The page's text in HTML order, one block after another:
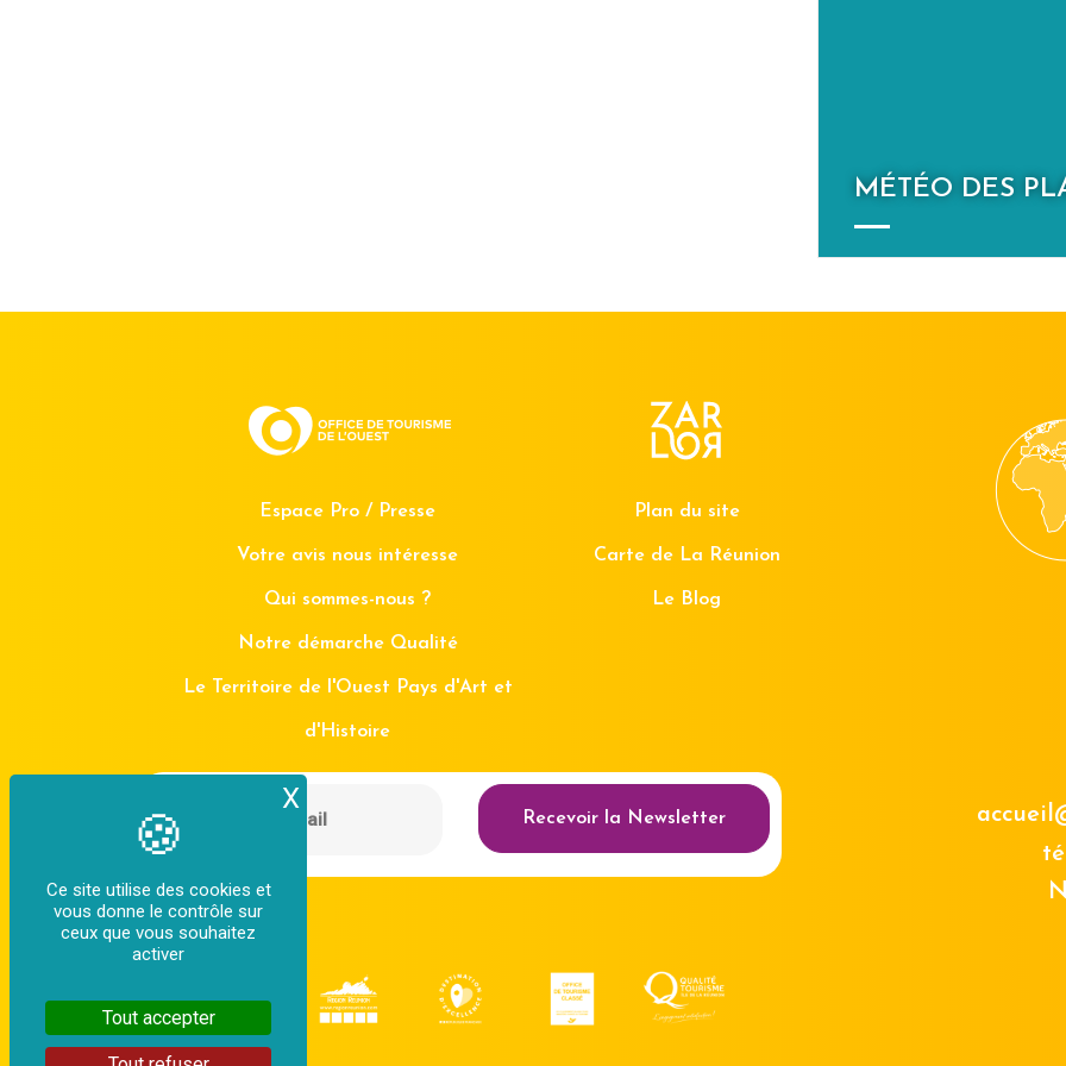
Ce site utilise des cookies et
vous donne le contrôle sur
ceux que vous souhaitez
activer
Tout accepter
X Masquer le bandeau des cookies
MÉTÉO DES
Espace Pro / Presse
Votre avis nous intéresse
Qui sommes-nous ?
Notre démarche Qualité
Le Territoire de l'Ouest Pays d'Art et
d'Histoire
Plan du site
Carte de La Réunion
Le Blog
Recevoir la Newsletter